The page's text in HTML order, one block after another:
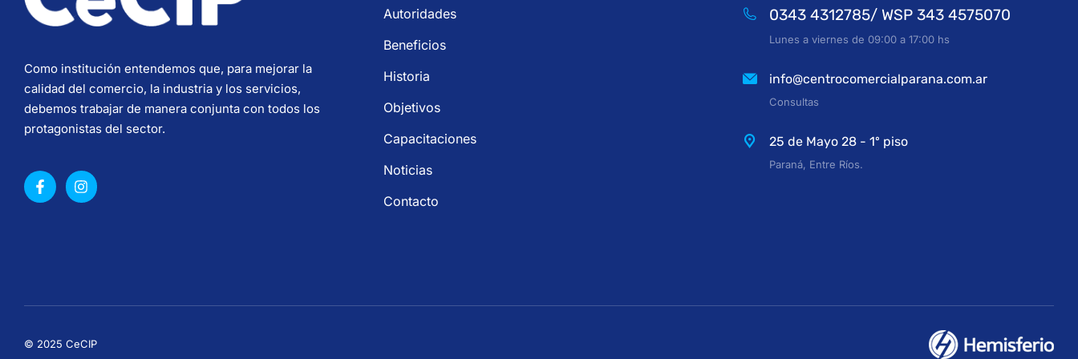
Como institución entendemos que, para mejorar la
calidad del comercio, la industria y los servicios,
debemos trabajar de manera conjunta con todos los
protagonistas del sector.
Autoridades
Beneficios
Historia
Objetivos
Capacitaciones
Noticias
Contacto
0343 4312785/ WSP 343 4575070
Lunes a viernes de 09:00 a 17:00 hs
info@centrocomercialparana.com.ar
Consultas
25 de Mayo 28 - 1º piso
Paraná, Entre Ríos.
© 2025 CeCIP